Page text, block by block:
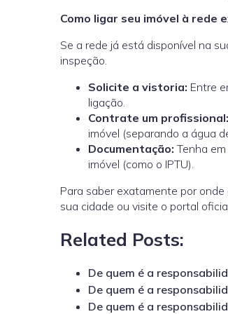
Como ligar seu imóvel à rede
Se a rede já está disponível na
inspeção.
Solicite a vistoria: Entre
ligação.
Contrate um profissional:
imóvel (separando a água
Documentação: Tenha
imóvel (como o IPTU).
Para saber exatamente por
sua cidade ou visite o portal
Related Posts:
De quem é a
De quem é a
De quem é a